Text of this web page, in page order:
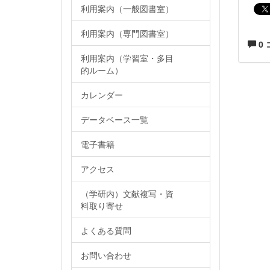
0
利用案内（一般図書室）
利用案内（専門図書室）
利用案内（学習室・多目
的ルーム）
カレンダー
データベース一覧
電子書籍
アクセス
（学研内）文献複写・資
料取り寄せ
よくある質問
お問い合わせ